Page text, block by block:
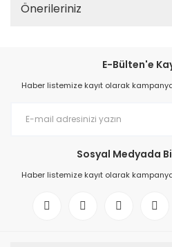
Önerileriniz
E-Bülten'e
Haber listemize kayıt olarak
Sosyal Medyada
Haber listemize kayıt olarak